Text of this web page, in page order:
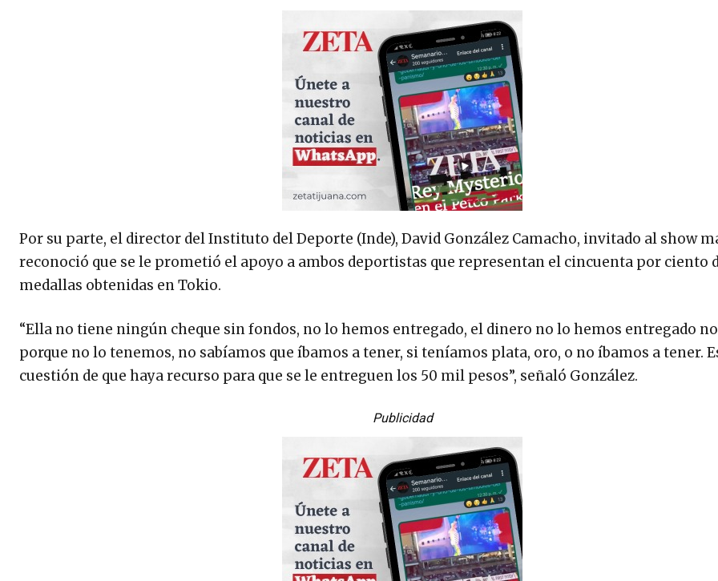
Por su parte, el director del Instituto del Deporte (Inde), David González Camacho, invitado al show
reconoció que se le prometió el apoyo a ambos deportistas que representan el cincuenta por ciento
medallas obtenidas en Tokio.
“Ella no tiene ningún cheque sin fondos, no lo hemos entregado, el dinero no lo hemos entregado
porque no lo tenemos, no sabíamos que íbamos a tener, si teníamos plata, oro, o no íbamos a tener.
cuestión de que haya recurso para que se le entreguen los 50 mil pesos”, señaló González.
Publicidad